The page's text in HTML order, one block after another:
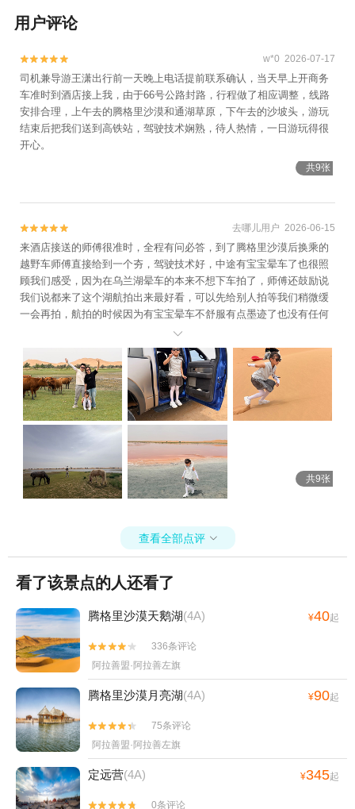
用户评论

 w*0 2026-07-17
司机兼导游王潇出行前一天晚上电话提前联系确认，当天早上开商务
车准时到酒店接上我，由于66号公路封路，行程做了相应调整，线路
安排合理，上午去的腾格里沙漠和通湖草原，下午去的沙坡头，游玩
结束后把我们送到高铁站，驾驶技术娴熟，待人热情，一日游玩得很
开心。
共9张

 去哪儿用户 2026-06-15
来酒店接送的师傅很准时，全程有问必答，到了腾格里沙漠后换乘的
越野车师傅直接给到一个夯，驾驶技术好，中途有宝宝晕车了也很照
顾我们感受，因为在乌兰湖晕车的本来不想下车拍了，师傅还鼓励说
我们说都来了这个湖航拍出来最好看，可以先给别人拍等我们稍微缓
一会再拍，航拍的时候因为有宝宝晕车不舒服有点墨迹了也没有任何
不耐烦，甚至拍的不怎么好看时还主动要给我们重拍，拍航照片和视
频拍的很好看，太大了传不了，整个行程非常满意

共9张
查看全部点评 
看了该景点的人还看了
腾格里沙漠天鹅湖(4A) ¥40起


336条评论
阿拉善盟·阿拉善左旗
腾格里沙漠月亮湖(4A) ¥90起


75条评论
阿拉善盟·阿拉善左旗
定远营(4A) ¥345起

 0条评论